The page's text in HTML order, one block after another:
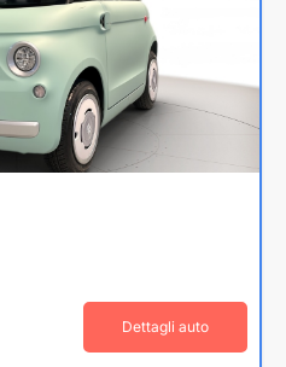
Dettagli auto